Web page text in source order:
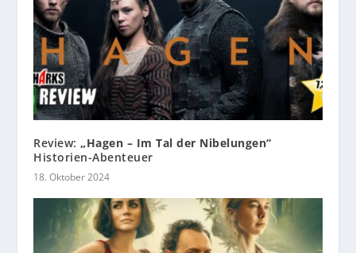
Review:„Hagen – Im Tal der Nibelungen“
Historien-Abenteuer
18. Oktober 2024